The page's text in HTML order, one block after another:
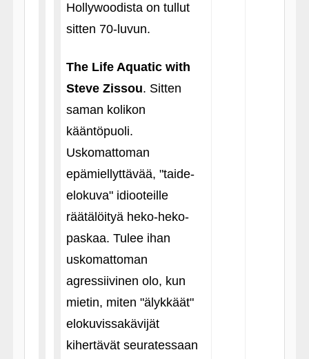
Hollywoodista on tullut
sitten 70-luvun.
The Life Aquatic with
Steve Zissou. Sitten
saman kolikon
kääntöpuoli.
Uskomattoman
epämiellyttävää, "taide-
elokuva" idiooteille
räätälöityä heko-heko-
paskaa. Tulee ihan
uskomattoman
agressiivinen olo, kun
mietin, miten "älykkäät"
elokuvissakävijät
kihertävät seuratessaan